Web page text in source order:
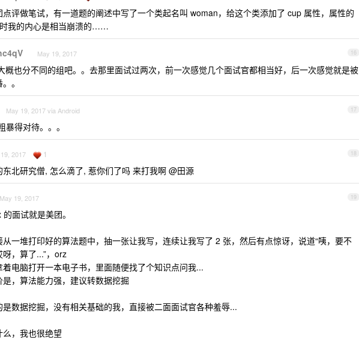
评做笔试，有一道题的阐述中写了一个类起名叫 woman，给这个类添加了 cup 属性，属性的
我的内心是相当崩溃的……
16
May 19, 2017
概也分不同的组吧。。去那里面试过两次，前一次感觉几个面试官都相当好，后一次感觉就是被
。
17
May 19, 2017 via Android
暴得对待。。。
18
2017 1
北研究僧, 怎么滴了, 惹你们了吗 来打我啊 @田源
19
May 19, 2017
面试就是美团。
一堆打印好的算法题中，抽一张让我写，连续让我写了 2 张，然后有点惊讶，说道“咦，要不
，算了...”，orz
电脑打开一本电子书，里面随便找了个知识点问我...
，算法能力强，建议转数据挖掘
数据挖掘，没有相关基础的我，直接被二面面试官各种羞辱...
，我也很绝望